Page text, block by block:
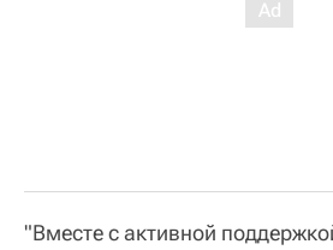
"Вместе с активной